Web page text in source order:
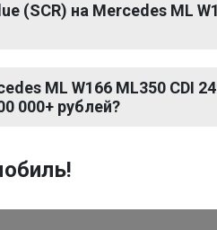
(SCR) на Mercedes ML
ML W166 ML350 CDI
000+ рублей?